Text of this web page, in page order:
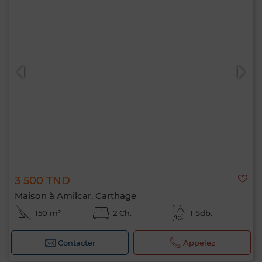
3 500 TND
Maison à Amilcar, Carthage
150 m² 2 Ch. 1 Sdb.
Contacter Appelez